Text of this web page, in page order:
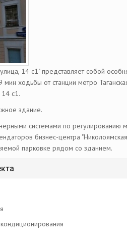
14 с1" представляет собой
ходьбы от станции метро
с1.
здание.
системами по регулированию
бизнес-центра
парковке рядом со зданием.